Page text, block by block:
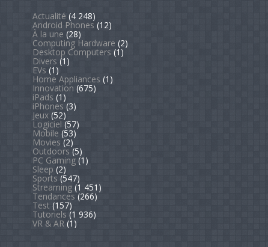
Actualité (4 248)
Android Phones(12)
À la une (28)
Computing Hardware (2)
Desktop Computers (1)
Divers (1)
EVs (1)
Home Appliances (1)
Innovation (675)
iPads (1)
iPhones(3)
Jeux(52)
Logiciel (57)
Mobile (53)
Movies (2)
Outdoors(5)
PC Gaming(1)
Sleep (2)
Sports(547)
Streaming(1 451)
Tendances(266)
Test (157)
Tutoriels (1 936)
VR & AR (1)